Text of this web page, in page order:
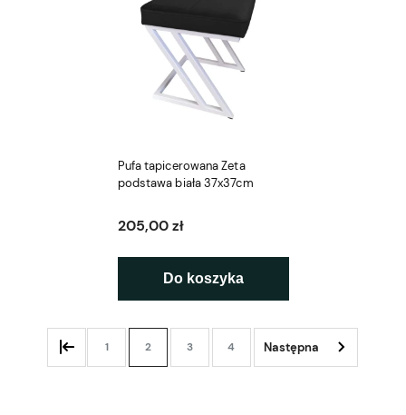
Pufa tapicerowana Zeta
podstawa biała 37x37cm
205,00 zł
Do koszyka
1 2 3 4